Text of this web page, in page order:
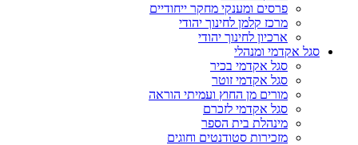
פרסים ומענקי מחקר ייחודיים
מרכז קלמן לחינוך יהודי
ארכיון לחינוך יהודי
סגל אקדמי ומנהלי
סגל אקדמי בכיר
סגל אקדמי זוטר
מורים מן החוץ ועמיתי הוראה
סגל אקדמי לזכרם
מינהלת בית הספר
מזכירות סטודנטים וחוגים